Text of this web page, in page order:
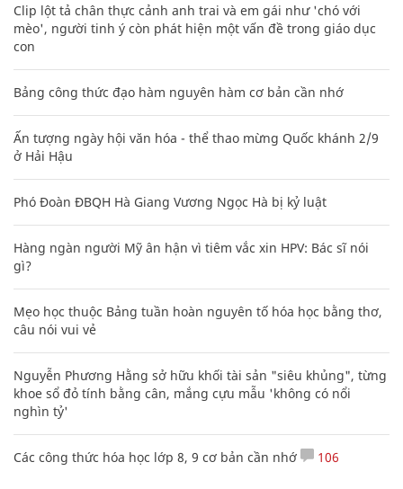
Clip lột tả chân thực cảnh anh trai và em gái như 'chó với
mèo', người tinh ý còn phát hiện một vấn đề trong giáo dục
con
Bảng công thức đạo hàm nguyên hàm cơ bản cần nhớ
Ấn tượng ngày hội văn hóa - thể thao mừng Quốc khánh 2/9
ở Hải Hậu
Phó Đoàn ĐBQH Hà Giang Vương Ngọc Hà bị kỷ luật
Hàng ngàn người Mỹ ân hận vì tiêm vắc xin HPV: Bác sĩ nói
gì?
Mẹo học thuộc Bảng tuần hoàn nguyên tố hóa học bằng thơ,
câu nói vui vẻ
Nguyễn Phương Hằng sở hữu khối tài sản "siêu khủng", từng
khoe sổ đỏ tính bằng cân, mắng cựu mẫu 'không có nổi
nghìn tỷ'
Các công thức hóa học lớp 8, 9 cơ bản cần nhớ 106